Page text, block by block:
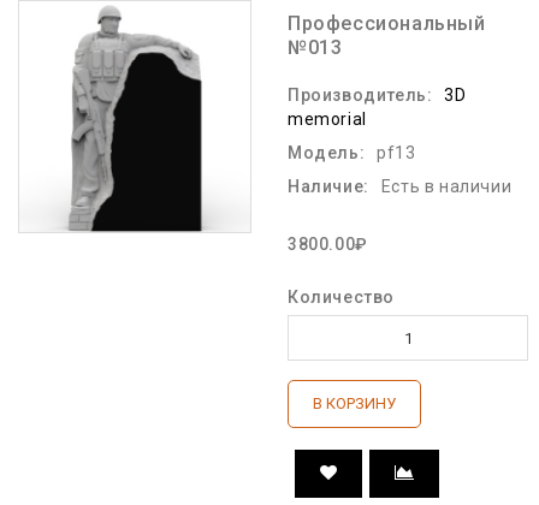
Профессиональный
№013
Производитель:
3D
memorial
Модель:
pf13
Наличие:
Есть в наличии
3800.00₽
Количество
В КОРЗИНУ